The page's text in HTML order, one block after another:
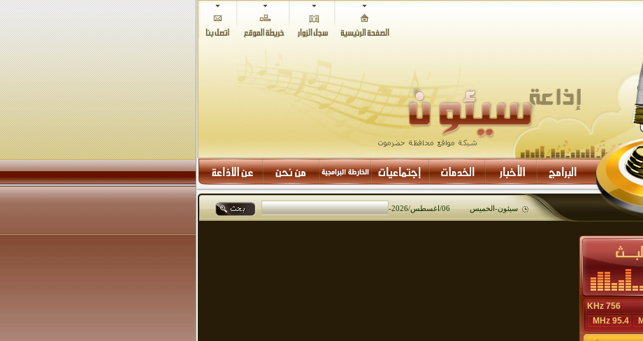
سيئون-الخميس 06/اغسطس/2026
-
756 KHz
95.4 MHz